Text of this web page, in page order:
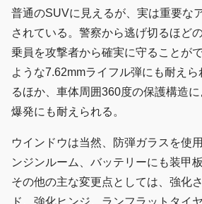
普通のSUVに見えるが、実は重要な
されている。警察から逃げ切るほど
乗員を攻撃者から確実に守ることが
ような7.62mmライフル弾にも耐え
るほか、車体周囲360度の保護構造
爆発にも耐えられる。
ウインドウは当然、防弾ガラスを使
ンジンルーム、バッテリーにも装甲
その他の主な変更点としては、強化
ド、強化ヒンジ、ランフラットタイ